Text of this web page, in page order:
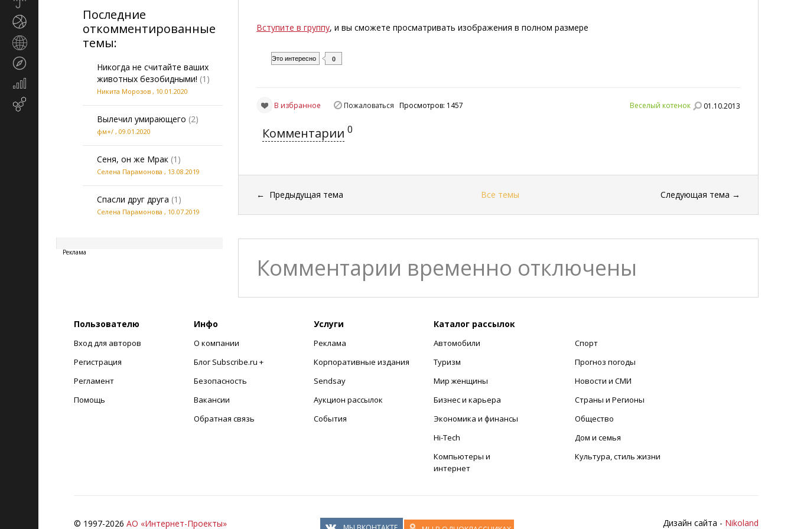
Последние
откомментированные
темы:
Никогда не считайте ваших
животных безобидными! (1)
Никита Морозов , 10.01.2020
Вылечил умирающего (2)
фм+/ , 09.01.2020
Сеня, он же Мрак (1)
Селена Парамонова , 13.08.2019
Спасли друг друга (1)
Селена Парамонова , 10.07.2019
Реклама
Вступите в группу, и вы сможете просматривать изображения в полном размере
Это интересно 0
Веселый котенок 01.10.2013
В избранное Пожаловаться Просмотров: 1457
Комментарии 0
← Предыдущая тема Все темы Следующая тема →
Комментарии временно отключены
Пользователю
Вход для авторов
Регистрация
Регламент
Помощь
Инфо
О компании
Блог Subscribe.ru +
Безопасность
Вакансии
Обратная связь
Услуги
Реклама
Корпоративные издания
Sendsay
Аукцион рассылок
События
Каталог рассылок
Автомобили
Туризм
Мир женщины
Бизнес и карьера
Экономика и финансы
Hi-Tech
Компьютеры и
интернет
Спорт
Прогноз погоды
Новости и СМИ
Страны и Регионы
Общество
Дом и семья
Культура, стиль жизни
© 1997-2026 АО «Интернет-Проекты» Дизайн сайта - Nikoland